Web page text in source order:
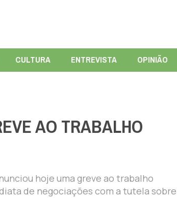
CULTURA ENTREVISTA OPINIÃO
AO TRABALHO
hoje uma greve ao trabalho
de negociações com a tutela sobre